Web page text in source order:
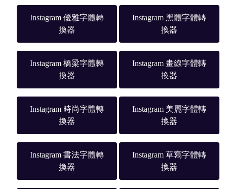
Instagram 優雅字體轉
換器
Instagram 黑體字體轉
換器
Instagram 橋梁字體轉
換器
Instagram 畫線字體轉
換器
Instagram 時尚字體轉
換器
Instagram 美麗字體轉
換器
Instagram 書法字體轉
換器
Instagram 草寫字體轉
換器